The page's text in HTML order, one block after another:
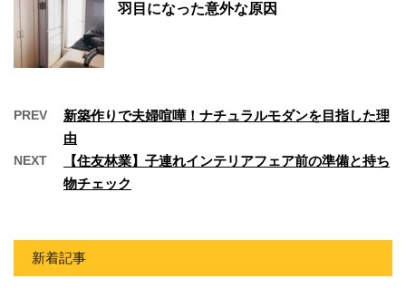
羽目になった意外な原因
PREV
新築作りで夫婦喧嘩！ナチュラルモダンを目指した理
由
NEXT
【住友林業】子連れインテリアフェア前の準備と持ち
物チェック
新着記事